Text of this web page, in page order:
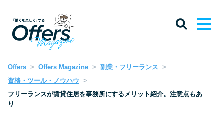
Offers Offers Magazine
副業・フリーランス
資格・ツール・ノウハウ
フリーランスが賃貸住居を事務所にするメリット紹介。注意点もあ
り